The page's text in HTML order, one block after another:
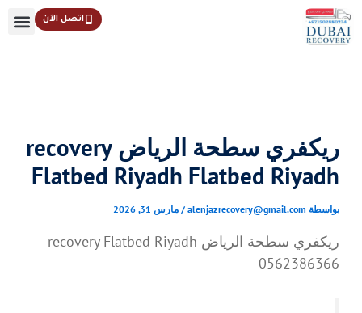
تخطي
إلى
اتصل الآن
ريكفري سطحة الرياض recovery
Flatbed Riyadh Flatbed Riyadh
بواسطة alenjazrecovery@gmail.com
/ مارس 31, 2026
ريكفري سطحة الرياض recovery Flatbed Riyadh
0562386366